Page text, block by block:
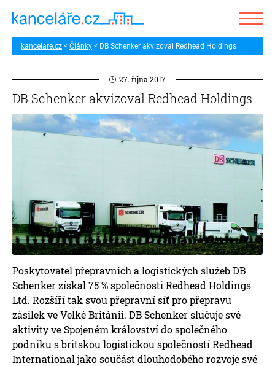
kancelare.cz Články DB Schenker akvizoval Redhead Holdings
27. října 2017
DB Schenker akvizoval Redhead Holdings
Poskytovatel přepravních a logistických služeb DB
Schenker získal 75 % společnosti Redhead Holdings
Ltd. Rozšíří tak svou přepravní síť pro přepravu
zásilek ve Velké Británii. DB Schenker slučuje své
aktivity ve Spojeném království do společného
podniku s britskou logistickou společností Redhead
International jako součást dlouhodobého rozvoje své